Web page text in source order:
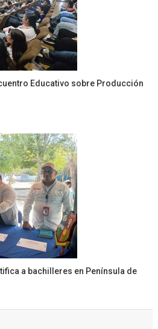
Educativo sobre Producción
a bachilleres en Península de